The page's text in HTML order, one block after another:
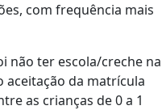
com frequência mais
não ter escola/creche na
aceitação da matrícula
as crianças de 0 a 1